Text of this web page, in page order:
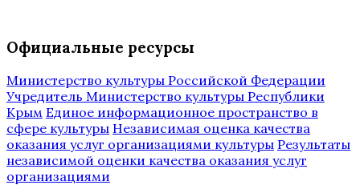
Официальные ресурсы
Министерство культуры Российской Федерации
Учредитель Министерство культуры Республики
Крым Единое информационное пространство в
сфере культуры Независимая оценка качества
оказания услуг организациями культуры Результаты
независимой оценки качества оказания услуг
организациями